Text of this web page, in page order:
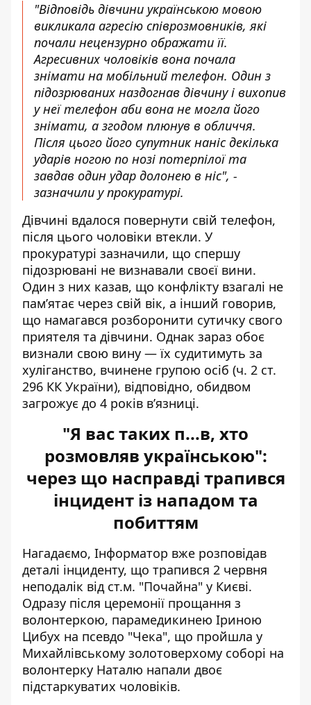
"Відповідь дівчини українською мовою
викликала агресію співрозмовників, які
почали нецензурно ображати її.
Агресивних чоловіків вона почала
знімати на мобільний телефон. Один з
підозрюваних наздогнав дівчину і вихопив
у неї телефон аби вона не могла його
знімати, а згодом плюнув в обличчя.
Після цього його супутник наніс декілька
ударів ногою по нозі потерпілої та
завдав один удар долонею в ніс", -
зазначили у прокуратурі.
Дівчині вдалося повернути свій телефон,
після цього чоловіки втекли. У
прокуратурі зазначили, що спершу
підозрювані не визнавали своєї вини.
Один з них казав, що конфлікту взагалі не
пам’ятає через свій вік, а інший говорив,
що намагався розборонити сутичку свого
приятеля та дівчини. Однак зараз обоє
визнали свою вину — їх судитимуть за
хуліганство, вчинене групою осіб (ч. 2 ст.
296 КК України), відповідно, обидвом
загрожує до 4 років в’язниці.
"Я вас таких п...в, хто
розмовляв українською":
через що насправді трапився
інцидент із нападом та
побиттям
Нагадаємо, Інформатор вже розповідав
деталі інциденту, що трапився 2 червня
неподалік від ст.м. "Почайна" у Києві.
Одразу після церемонії прощання з
волонтеркою, парамедикинею Іриною
Цибух на псевдо "Чека", що пройшла у
Михайлівському золотоверхому соборі на
волонтерку Наталю напали двоє
підстаркуватих чоловіків.